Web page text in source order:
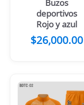
Buzos
deportivos
Rojo y azul
$26,000.00